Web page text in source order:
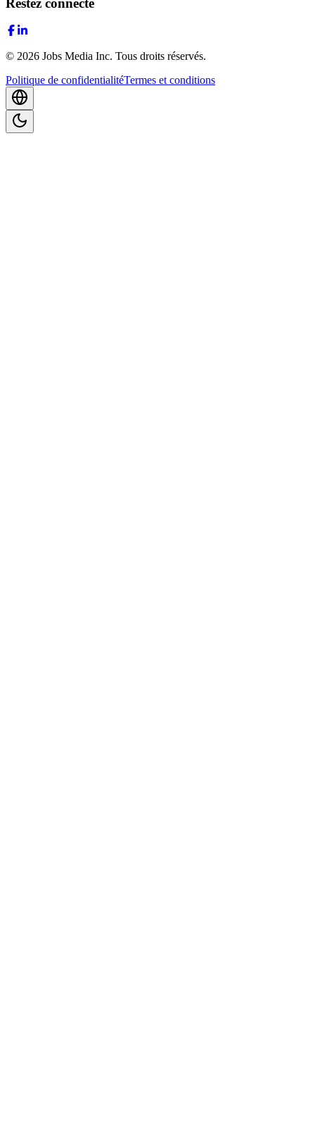
Restez connecté
© 2026 Jobs Media Inc. Tous droits réservés.
Politique de confidentialitéTermes et conditions